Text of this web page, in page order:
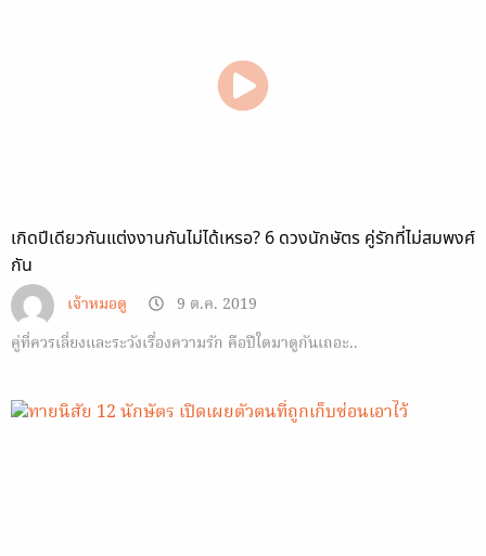
เกิดปีเดียวกันแต่งงานกันไม่ได้เหรอ? 6 ดวงนักษัตร คู่รักที่ไม่สมพงศ์
กัน
เจ้าหมอดู
9 ต.ค. 2019
คู่ที่ควรเลี่ยงและระวังเรื่องความรัก คือปีใดมาดูกันเถอะ..